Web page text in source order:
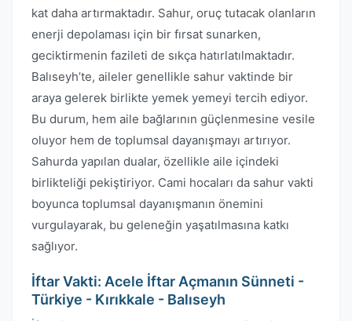
kat daha artırmaktadır. Sahur, oruç tutacak olanların
enerji depolaması için bir fırsat sunarken,
geciktirmenin fazileti de sıkça hatırlatılmaktadır.
Balıseyh’te, aileler genellikle sahur vaktinde bir
araya gelerek birlikte yemek yemeyi tercih ediyor.
Bu durum, hem aile bağlarının güçlenmesine vesile
oluyor hem de toplumsal dayanışmayı artırıyor.
Sahurda yapılan dualar, özellikle aile içindeki
birlikteliği pekiştiriyor. Cami hocaları da sahur vakti
boyunca toplumsal dayanışmanın önemini
vurgulayarak, bu geleneğin yaşatılmasına katkı
sağlıyor.
İftar Vakti: Acele İftar Açmanın Sünneti -
Türkiye - Kırıkkale - Balıseyh